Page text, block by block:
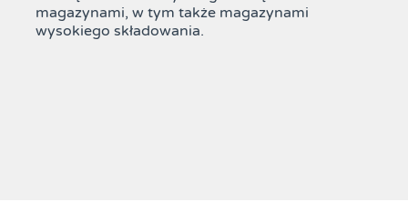
magazynami, w tym także magazynami
wysokiego składowania.